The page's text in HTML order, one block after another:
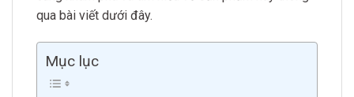
qua bài viết dưới đây.
Mục lục